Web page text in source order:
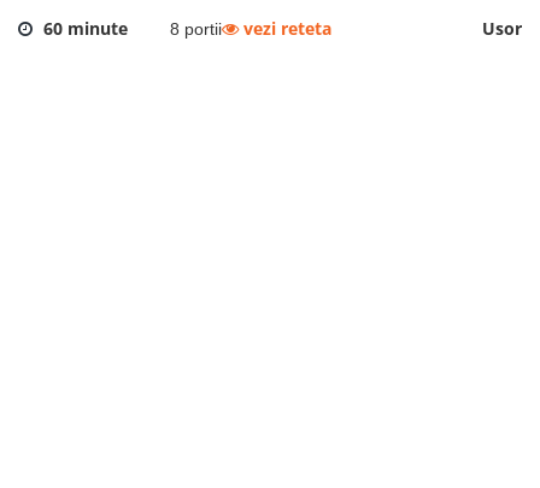
60 minute 8 portii Usor
vezi reteta